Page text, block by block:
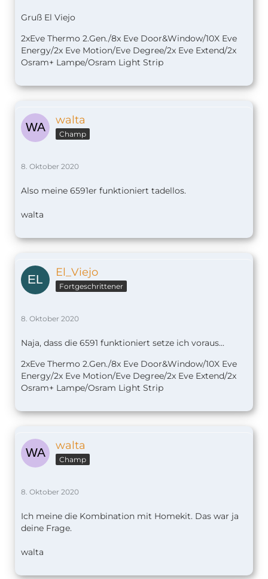
Gruß El Viejo
2xEve Thermo 2.Gen./8x Eve Door&Window/10X Eve
Energy/2x Eve Motion/Eve Degree/2x Eve Extend/2x
Osram+ Lampe/Osram Light Strip
walta
Champ
8. Oktober 2020
Also meine 6591er funktioniert tadellos.
walta
El_Viejo
Fortgeschrittener
8. Oktober 2020
Naja, dass die 6591 funktioniert setze ich voraus...
2xEve Thermo 2.Gen./8x Eve Door&Window/10X Eve
Energy/2x Eve Motion/Eve Degree/2x Eve Extend/2x
Osram+ Lampe/Osram Light Strip
walta
Champ
8. Oktober 2020
Ich meine die Kombination mit Homekit. Das war ja
deine Frage.
walta